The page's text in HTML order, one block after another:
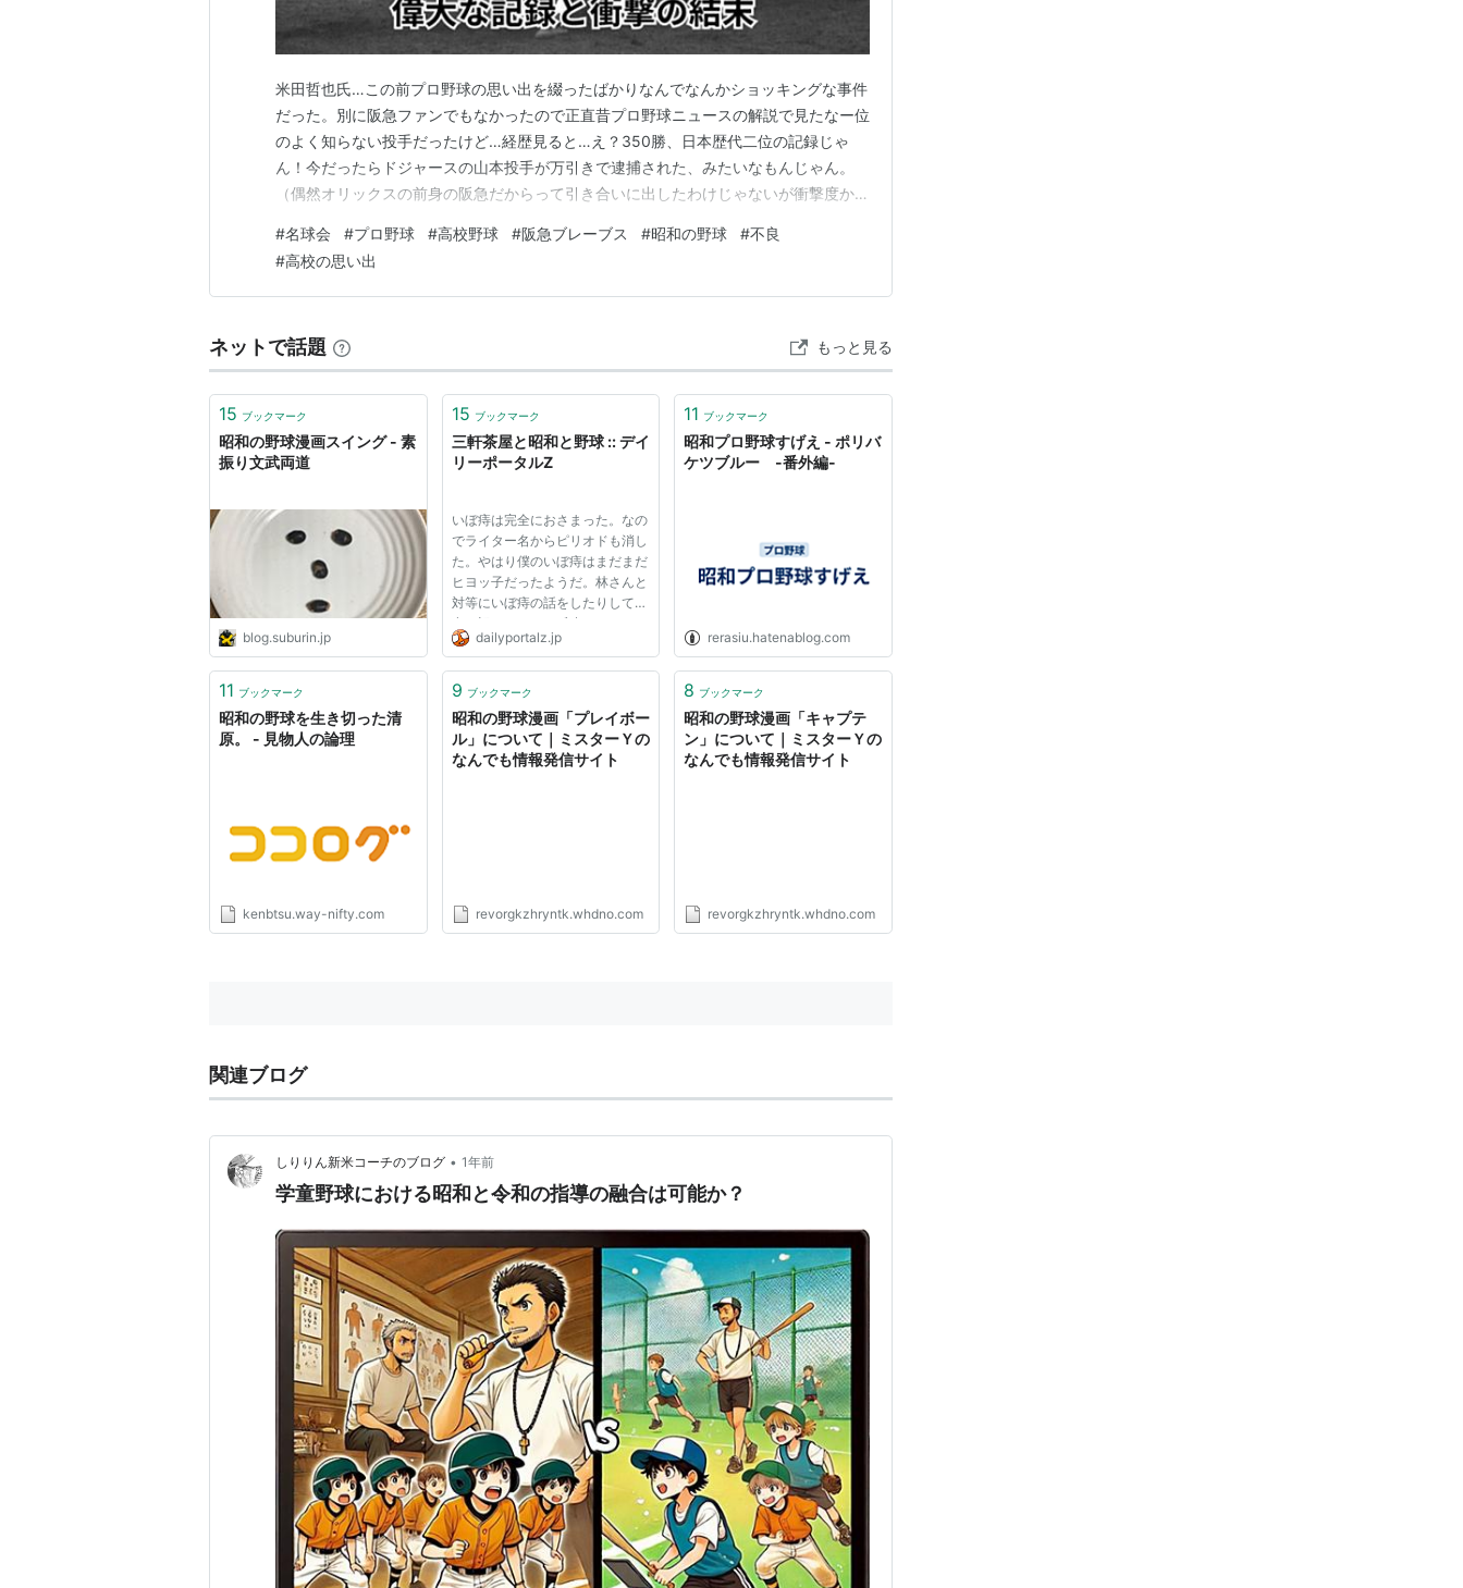
米田哲也氏…この前プロ野球の思い出を綴ったばかりなんでなんかショッキングな事件
だった。別に阪急ファンでもなかったので正直昔プロ野球ニュースの解説で見たなー位
のよく知らない投手だったけど…経歴見ると…え？350勝、日本歴代二位の記録じゃ
ん！今だったらドジャースの山本投手が万引きで逮捕された、みたいなもんじゃん。
（偶然オリックスの前身の阪急だからって引き合いに出したわけじゃないが衝撃度から
生活困窮って書いてあったけど、なーんか夢が壊れちゃうよね。人生なんて色々あるか
らご本人を責め立てるつもりは毛頭ない。今私はいい年した大…
#名球会 #プロ野球 #高校野球 #阪急ブレーブス #昭和の野球 #不良
#高校の思い出
ネットで話題 もっと見る
15 ブックマーク
昭和の野球漫画スイング - 素
振り文武両道
blog.suburin.jp
15 ブックマーク
三軒茶屋と昭和と野球 :: デイ
リーポータルZ
いぼ痔は完全におさまった。なの
でライター名からピリオドも消し
た。やはり僕のいぼ痔はまだまだ
ヒヨッ子だったようだ。林さんと
対等にいぼ痔の話をしたりして、
申し訳なかったと反省している。
先週の記事でムーンウォークで通
がまだ元気である。ここ２週間ば
dailyportalz.jp
11 ブックマーク
昭和プロ野球すげえ - ポリバ
ケツブルー -番外編-
rerasiu.hatenablog.com
11 ブックマーク
昭和の野球を生き切った清
原。 - 見物人の論理
kenbtsu.way-nifty.com
9 ブックマーク
昭和の野球漫画「プレイボー
ル」について｜ミスターＹの
なんでも情報発信サイト
revorgkzhryntk.whdno.com
8 ブックマーク
昭和の野球漫画「キャプテ
ン」について｜ミスターＹの
なんでも情報発信サイト
revorgkzhryntk.whdno.com
関連ブログ
しりりん新米コーチのブログ • 1年前
学童野球における昭和と令和の指導の融合は可能か？